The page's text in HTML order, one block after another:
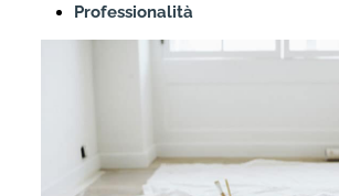
Professionalità